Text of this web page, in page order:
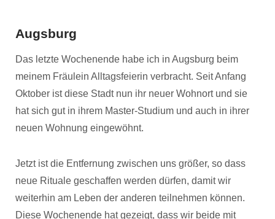
Augsburg
Das letzte Wochenende habe ich in Augsburg beim
meinem Fräulein Alltagsfeierin verbracht. Seit Anfang
Oktober ist diese Stadt nun ihr neuer Wohnort und sie
hat sich gut in ihrem Master-Studium und auch in ihrer
neuen Wohnung eingewöhnt.
Jetzt ist die Entfernung zwischen uns größer, so dass
neue Rituale geschaffen werden dürfen, damit wir
weiterhin am Leben der anderen teilnehmen können.
Diese Wochenende hat gezeigt, dass wir beide mit